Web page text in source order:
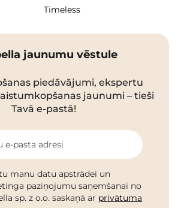
Timeless
jaunumu vēstule
piedāvājumi, ekspertu
jaunumi – tieši
Tavā e-pastā!
e-pasta adresi
manu datu apstrādei un
paziņojumu saņemšanai no
sp. z o.o. saskaņā ar privātuma